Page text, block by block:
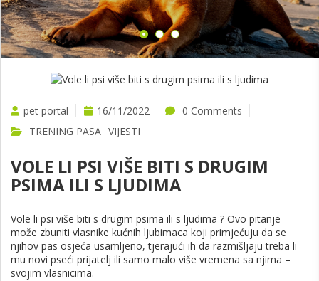
VIŠE
pet portal 16/11/2022
0 Comments
TRENING PASA VIJESTI
VOLE LI PSI VIŠE BITI S DRUGIM
PSIMA ILI S LJUDIMA
Vole li psi više biti s drugim psima ili s ljudima ? Ovo pitanje
može zbuniti vlasnike kućnih ljubimaca koji primjećuju da se
njihov pas osjeća usamljeno, tjerajući ih da razmišljaju treba li
mu novi pseći prijatelj ili samo malo više vremena sa njima –
svojim vlasnicima.